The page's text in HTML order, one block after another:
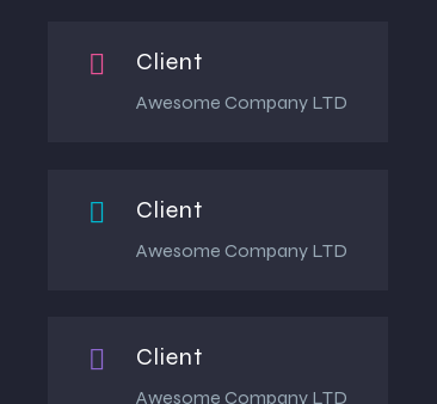

 Client
Awesome Company LTD

 Client
Awesome Company LTD

 Client
Awesome Company LTD